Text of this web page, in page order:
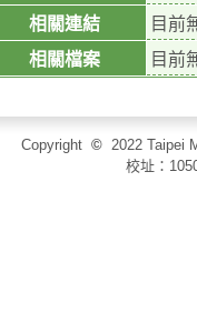
相關連結
目前
相關檔案
目前
Copyright © 2022 Taipei
校址：